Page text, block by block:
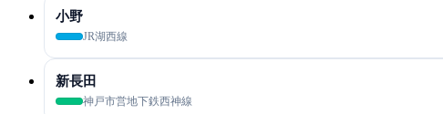
小野
JR湖西線
新長田
神戸市営地下鉄西神線